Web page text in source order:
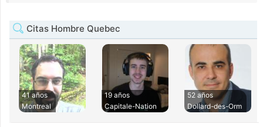
Citas Hombre Quebec
41 años
Montreal
19 años
Capitale-Nation
52 años
Dollard-des-Orm